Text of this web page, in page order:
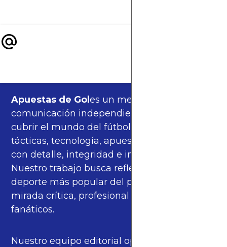
Apuestas de Goles un medio de
comunicación independiente, orgulloso de
cubrir el mundo del fútbol —partidos,
tácticas, tecnología, apuestas y cultura—
con detalle, integridad e imparcialidad.
Nuestro trabajo busca reflejar la pasión del
deporte más popular del planeta con una
mirada crítica, profesional y cercana a los
fanáticos.
Nuestro equipo editorial opera bajo pautas